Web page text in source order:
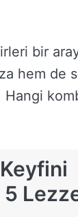
bir
hem de